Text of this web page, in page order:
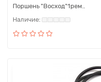
Поршень "Восход"1рем..